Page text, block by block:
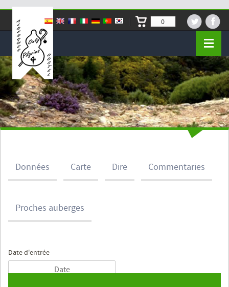
0
Données Carte Dire Commentaries
Proches auberges
Date d'entrée